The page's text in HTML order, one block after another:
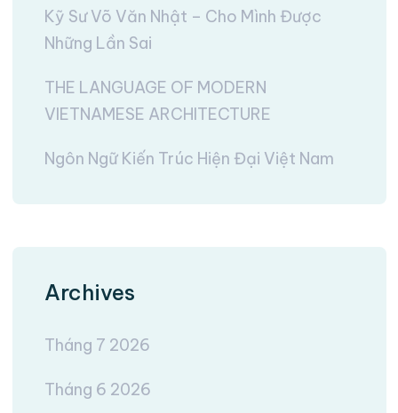
Kỹ Sư Võ Văn Nhật – Cho Mình Được
Những Lần Sai
THE LANGUAGE OF MODERN
VIETNAMESE ARCHITECTURE
Ngôn Ngữ Kiến Trúc Hiện Đại Việt Nam
Archives
Tháng 7 2026
Tháng 6 2026